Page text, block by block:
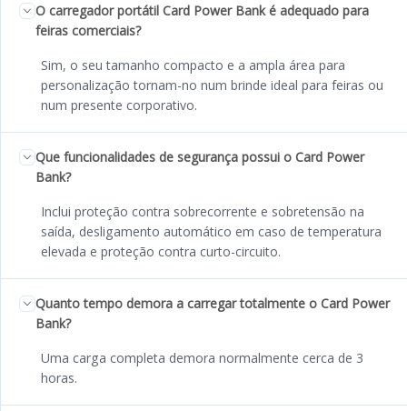
O carregador portátil Card Power Bank é adequado para
feiras comerciais?
Sim, o seu tamanho compacto e a ampla área para
personalização tornam-no num brinde ideal para feiras ou
num presente corporativo.
Que funcionalidades de segurança possui o Card Power
Bank?
Inclui proteção contra sobrecorrente e sobretensão na
saída, desligamento automático em caso de temperatura
elevada e proteção contra curto-circuito.
Quanto tempo demora a carregar totalmente o Card Power
Bank?
Uma carga completa demora normalmente cerca de 3
horas.